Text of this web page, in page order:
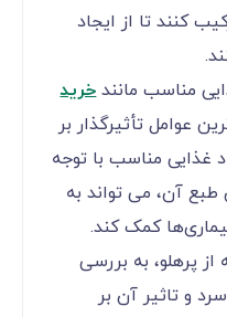
کنند تا از ایجاد
مناسب مانندخرید
عوامل تأثیرگذار بر
غذایی مناسب با توجه
طبع آن، می ‌تواند به
کمک کند.
پرهلو، به بررسی
و تاثیر آن بر